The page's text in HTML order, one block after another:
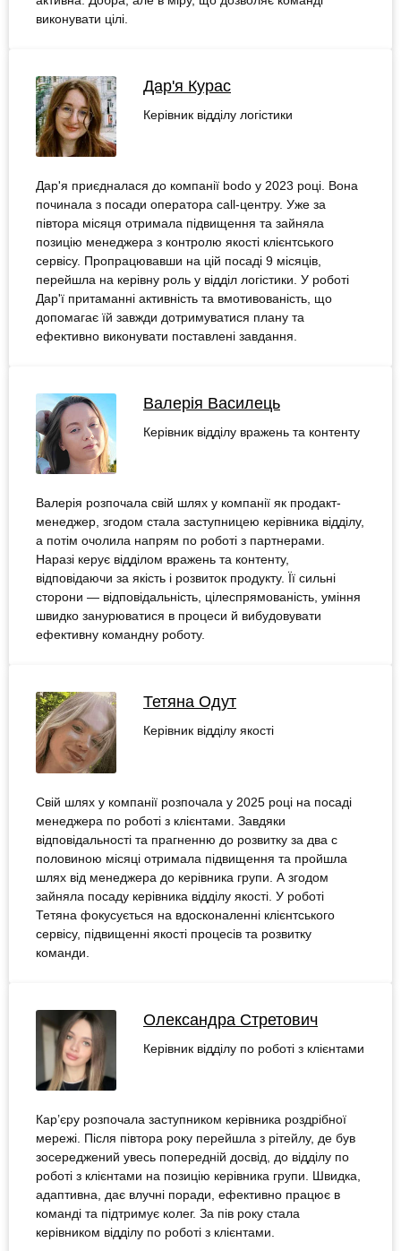
виконувати цілі.
Дар'я Курас
Керівник відділу логістики
Дар'я приєдналася до компанії bodo у 2023 році. Вона
починала з посади оператора call-центру. Уже за
півтора місяця отримала підвищення та зайняла
позицію менеджера з контролю якості клієнтського
сервісу. Пропрацювавши на цій посаді 9 місяців,
перейшла на керівну роль у відділ логістики. У роботі
Дар'ї притаманні активність та вмотивованість, що
допомагає їй завжди дотримуватися плану та
ефективно виконувати поставлені завдання.
Валерія Василець
Керівник відділу вражень та контенту
Валерія розпочала свій шлях у компанії як продакт-
менеджер, згодом стала заступницею керівника відділу,
а потім очолила напрям по роботі з партнерами.
Наразі керує відділом вражень та контенту,
відповідаючи за якість і розвиток продукту. Її сильні
сторони — відповідальність, цілеспрямованість, уміння
швидко занурюватися в процеси й вибудовувати
ефективну командну роботу.
Тетяна Одут
Керівник відділу якості
Свій шлях у компанії розпочала у 2025 році на посаді
менеджера по роботі з клієнтами. Завдяки
відповідальності та прагненню до розвитку за два с
половиною місяці отримала підвищення та пройшла
шлях від менеджера до керівника групи. А згодом
зайняла посаду керівника відділу якості. У роботі
Тетяна фокусується на вдосконаленні клієнтського
сервісу, підвищенні якості процесів та розвитку
команди.
Олександра Стретович
Керівник відділу по роботі з клієнтами
Кар’єру розпочала заступником керівника роздрібної
мережі. Після півтора року перейшла з рітейлу, де був
зосереджений увесь попередній досвід, до відділу по
роботі з клієнтами на позицію керівника групи. Швидка,
адаптивна, дає влучні поради, ефективно працює в
команді та підтримує колег. За пів року стала
керівником відділу по роботі з клієнтами.